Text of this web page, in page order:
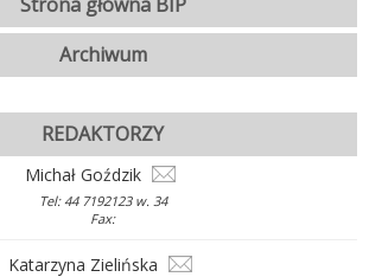
Archiwum
REDAKTORZY
Michał Goździk
Tel: 44 7192123 w. 34
Fax:
Katarzyna Zielińska